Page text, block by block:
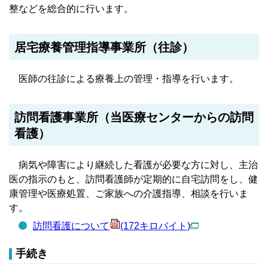
整などを総合的に行います。
居宅療養管理指導事業所（往診）
医師の往診による療養上の管理・指導を行います。
訪問看護事業所（当医療センターからの訪問
看護）
病気や障害により継続した看護が必要な方に対し、主治
医の指示のもと、訪問看護師が定期的に自宅訪問をし、健
康管理や医療処置、ご家族への介護指導、相談を行いま
す。
訪問看護について
(172キロバイト)
手続き